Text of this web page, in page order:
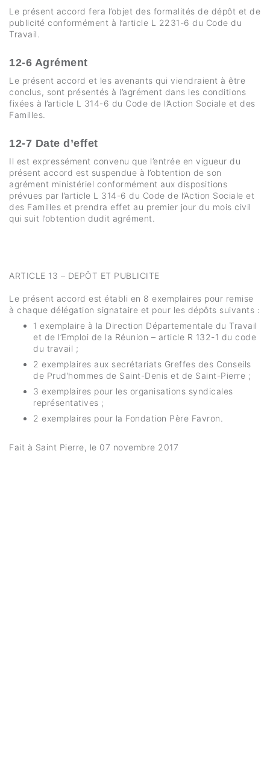
Le présent accord fera l’objet des formalités de dépôt et de
publicité conformément à l’article L 2231-6 du Code du
Travail.
12-6 Agrément
Le présent accord et les avenants qui viendraient à être
conclus, sont présentés à l’agrément dans les conditions
fixées à l’article L 314-6 du Code de l’Action Sociale et des
Familles.
12-7 Date d’effet
Il est expressément convenu que l’entrée en vigueur du
présent accord est suspendue à l’obtention de son
agrément ministériel conformément aux dispositions
prévues par l’article L 314-6 du Code de l’Action Sociale et
des Familles et prendra effet au premier jour du mois civil
qui suit l’obtention dudit agrément.
ARTICLE 13 – DEPÔT ET PUBLICITE
Le présent accord est établi en 8 exemplaires pour remise
à chaque délégation signataire et pour les dépôts suivants :
1 exemplaire à la Direction Départementale du Travail
et de l’Emploi de la Réunion – article R 132-1 du code
du travail ;
2 exemplaires aux secrétariats Greffes des Conseils
de Prud’hommes de Saint-Denis et de Saint-Pierre ;
3 exemplaires pour les organisations syndicales
représentatives ;
2 exemplaires pour la Fondation Père Favron.
Fait à Saint Pierre, le 07 novembre 2017